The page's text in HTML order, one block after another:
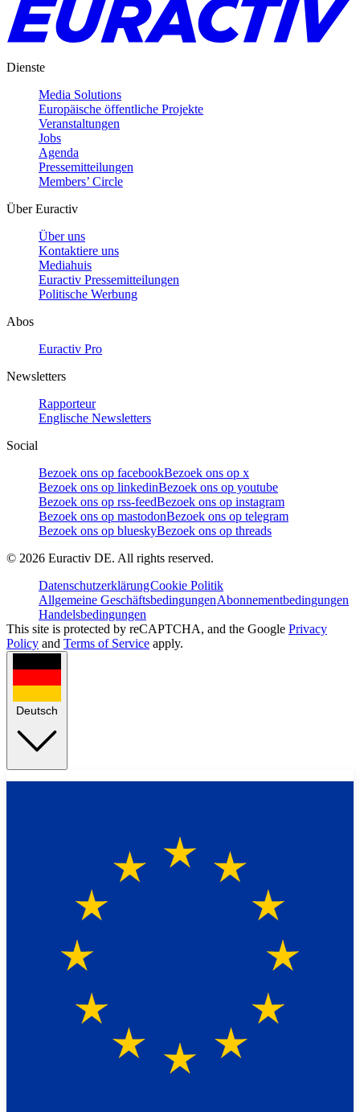
Dienste
Media Solutions
Europäische öffentliche Projekte
Veranstaltungen
Jobs
Agenda
Pressemitteilungen
Members’ Circle
Über Euractiv
Über uns
Kontaktiere uns
Mediahuis
Euractiv Pressemitteilungen
Politische Werbung
Abos
Euractiv Pro
Newsletters
Rapporteur
Englische Newsletters
Social
Bezoek ons op facebookBezoek ons op x
Bezoek ons op linkedinBezoek ons op youtube
Bezoek ons op rss-feedBezoek ons op instagram
Bezoek ons op mastodonBezoek ons op telegram
Bezoek ons op blueskyBezoek ons op threads
© 2026 Euractiv DE. All rights reserved.
DatenschutzerklärungCookie Politik
Allgemeine GeschäftsbedingungenAbonnementbedingungen
Handelsbedingungen
This site is protected by reCAPTCHA, and the Google Privacy
Policy and Terms of Service apply.
Deutsch